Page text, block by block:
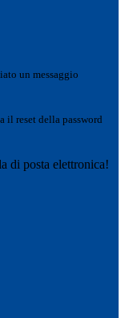
un messaggio
il reset della password
di posta elettronica!